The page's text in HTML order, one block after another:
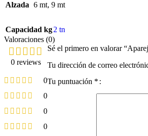
Alzada 6 mt, 9 mt
Capacidad kg2 tn
Valoraciones (0)
0 reviews
0
0
0
0
Sé el primero en valorar
Tu dirección de correo
Tu puntuación *